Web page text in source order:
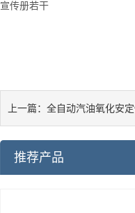
宣传册若干
上一篇： 全自动汽油氧化安
推荐产品